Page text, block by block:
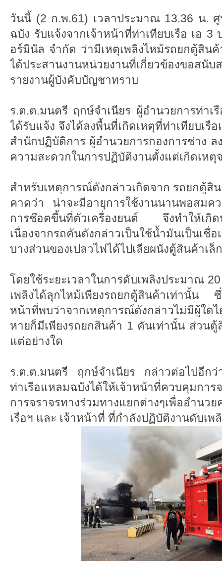
วันนี้ (2 ก.พ.61) เวลาประมาณ 13.36 น. ศู
ฉบัง รับแจ้งจากเจ้าหน้าที่ท่าเทียบเรือ เอ
อร์มินัล จำกัด ว่ามีเหตุเพลิงไหม้รถยกตู้สิน
ได้ประสานงานหน่วยงานที่เกี่ยวข้องขอ
รายงานผู้บังคับบัญชาทราบ
ร.ต.ต.มนตรี ฤกษ์จำเนียร ผู้อำนวยการท่าเ
ได้รับแจ้ง จึงได้ลงพื้นที่เกิดเหตุที่ท่าเทียบเรื
สำนักปฏิบัติการ ผู้อำนวยการกองการช่าง
ความสะดวกในการปฏิบัติงานตั้งแต่เกิดเหตุ
สำหรับเหตุการณ์ดังกล่าวเกิดจาก รถยกตู้สิน
คาดว่า น่าจะมีอายุการใช้งานนานพอสมค
การช๊อตขึ้นที่ตัวเครื่องยนต์ จึงทำให้เ
เนื่องจากรถคันดังกล่าวเป็นใช้น้ำมันเป็นเชื่
บางส่วนของเปลวไฟได้ไปเลียผนังตู้สินค้าเ
โดยใช้ระยะเวลาในการดับเพลิงประมาณ
เพลิงได้ลุกไหม้เพียงรถยกตู้สินค้าเท่านั้น ซึ่
หน้าที่พบว่าจากเหตุการณ์ดังกล่าวไม่มีผู้ใด
หายก็มีเพียงรถยกสินค้า 1 คันเท่านั้น ส่วนตู้
แต่อย่างใด
ร.ต.ต.มนตรี ฤกษ์จำเนียร กล่าวต่อไปอีก
ท่าเรือแหลมฉบังได้ให้เจ้าหน้าที่ควบคุมกา
การจราจรทางร่วมทางแยกต่างๆเพื่ออำนว
เรือฯ และ เจ้าหน้าที่ ที่กำลังปฏิบัติงานดับเพ